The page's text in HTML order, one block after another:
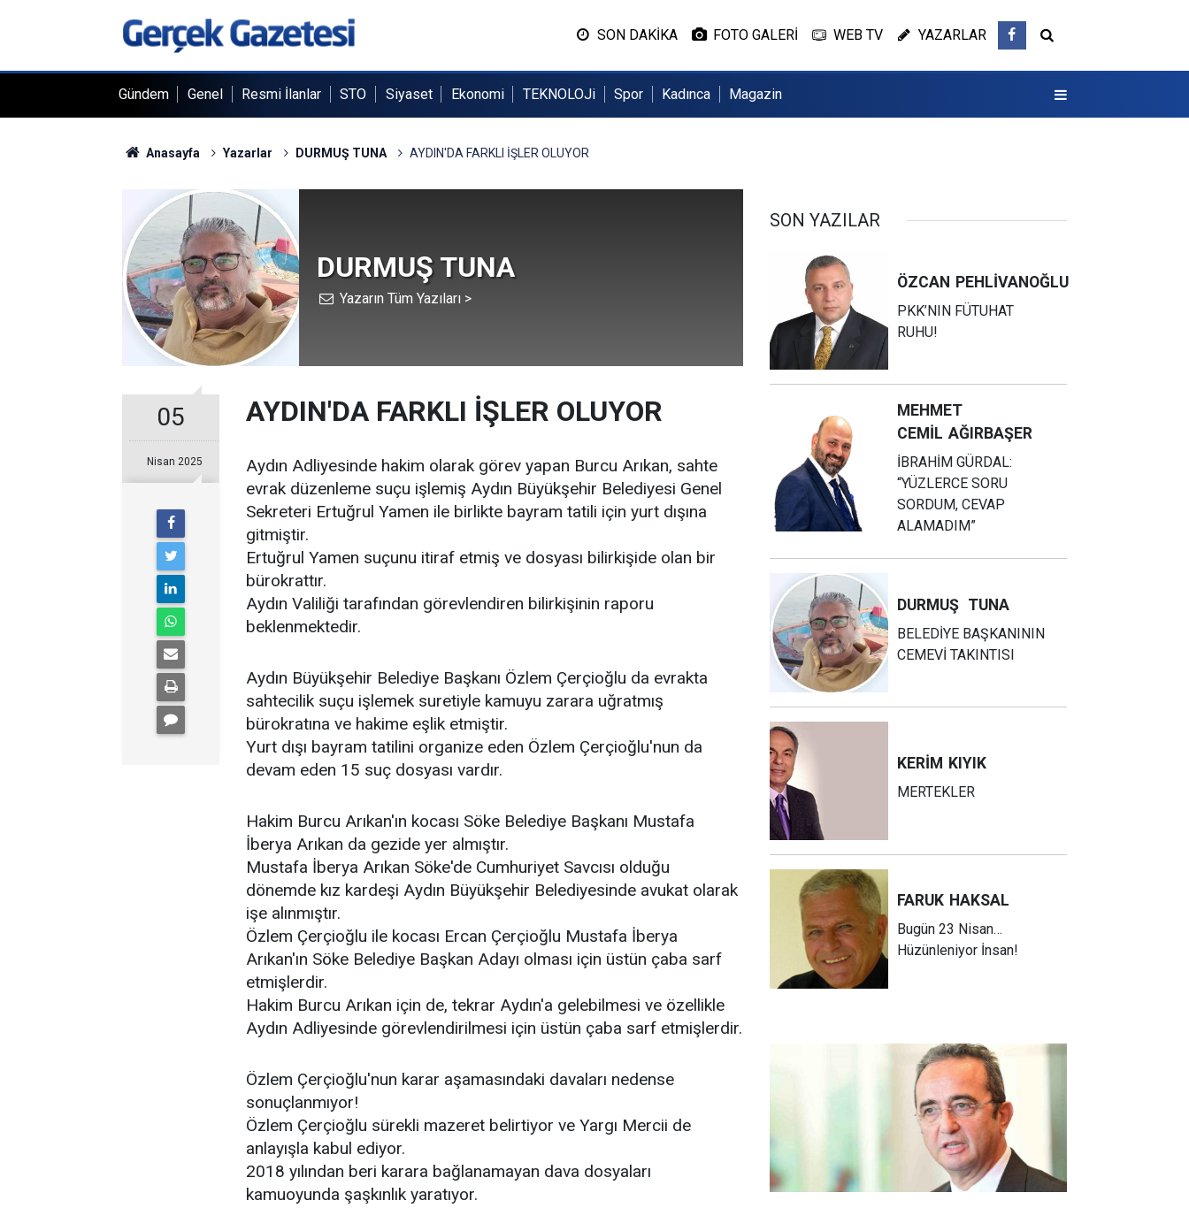
SON DAKİKA FOTO GALERİ WEB TV YAZARLAR
Gündem Genel Resmi İlanlar STO Siyaset Ekonomi TEKNOLOJi Spor Kadınca Magazin
Anasayfa Yazarlar DURMUŞ TUNA AYDIN'DA FARKLI İŞLER OLUYOR
DURMUŞ TUNA
Yazarın Tüm Yazıları >
05
Nisan 2025
AYDIN'DA FARKLI İŞLER OLUYOR
Aydın Adliyesinde hakim olarak görev yapan Burcu Arıkan, sahte
evrak düzenleme suçu işlemiş Aydın Büyükşehir Belediyesi Genel
Sekreteri Ertuğrul Yamen ile birlikte bayram tatili için yurt dışına
gitmiştir.
Ertuğrul Yamen suçunu itiraf etmiş ve dosyası bilirkişide olan bir
bürokrattır.
Aydın Valiliği tarafından görevlendiren bilirkişinin raporu
beklenmektedir.
Aydın Büyükşehir Belediye Başkanı Özlem Çerçioğlu da evrakta
sahtecilik suçu işlemek suretiyle kamuyu zarara uğratmış
bürokratına ve hakime eşlik etmiştir.
Yurt dışı bayram tatilini organize eden Özlem Çerçioğlu'nun da
devam eden 15 suç dosyası vardır.
Hakim Burcu Arıkan'ın kocası Söke Belediye Başkanı Mustafa
İberya Arıkan da gezide yer almıştır.
Mustafa İberya Arıkan Söke'de Cumhuriyet Savcısı olduğu
dönemde kız kardeşi Aydın Büyükşehir Belediyesinde avukat olarak
işe alınmıştır.
Özlem Çerçioğlu ile kocası Ercan Çerçioğlu Mustafa İberya
Arıkan'ın Söke Belediye Başkan Adayı olması için üstün çaba sarf
etmişlerdir.
Hakim Burcu Arıkan için de, tekrar Aydın'a gelebilmesi ve özellikle
Aydın Adliyesinde görevlendirilmesi için üstün çaba sarf etmişlerdir.
Özlem Çerçioğlu'nun karar aşamasındaki davaları nedense
sonuçlanmıyor!
Özlem Çerçioğlu sürekli mazeret belirtiyor ve Yargı Mercii de
anlayışla kabul ediyor.
2018 yılından beri karara bağlanamayan dava dosyaları
kamuoyunda şaşkınlık yaratıyor.
SON YAZILAR
ÖZCAN PEHLİVANOĞLU
PKK’NIN FÜTUHAT
RUHU!
MEHMET
CEMİL AĞIRBAŞER
İBRAHİM GÜRDAL:
“YÜZLERCE SORU
SORDUM, CEVAP
ALAMADIM”
DURMUŞ TUNA
BELEDİYE BAŞKANININ
CEMEVİ TAKINTISI
KERİM KIYIK
MERTEKLER
FARUK HAKSAL
Bugün 23 Nisan…
Hüzünleniyor İnsan!